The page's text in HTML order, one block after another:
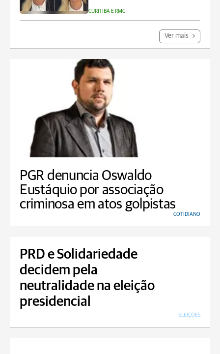
CURITIBA E RMC
Ver mais
PGR denuncia Oswaldo
Eustáquio por associação
criminosa em atos golpistas
COTIDIANO
PRD e Solidariedade
decidem pela
neutralidade na eleição
presidencial
ELEIÇÕES